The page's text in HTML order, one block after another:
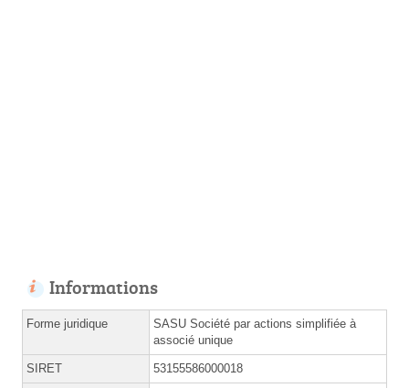
Informations
Forme juridique
SASU Société par actions simplifiée à
associé unique
SIRET 53155586000018